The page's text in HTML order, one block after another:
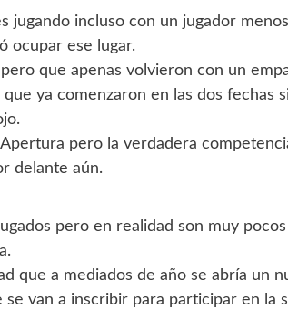
jugando incluso con un jugador
ocupar ese lugar.
que apenas volvieron con un
ya comenzaron en las dos fechas
pero la verdadera
delante aún.
pero en realidad son muy
que a mediados de año se abría un
van a inscribir para participar en la